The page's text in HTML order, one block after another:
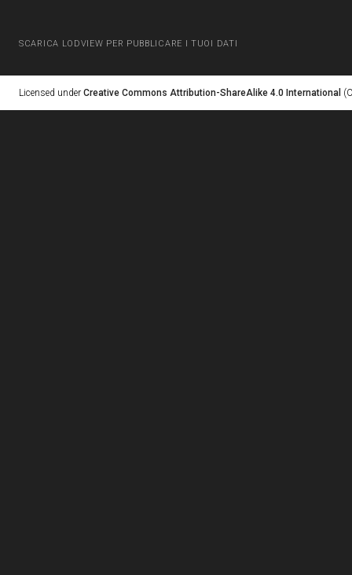
SCARICA LODVIEW PER PUBBLICARE I TUOI DATI
Licensed under Creative Commons Attribution-ShareAlike 4.0 International